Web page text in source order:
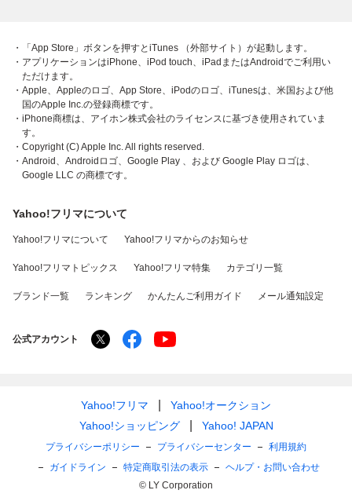
・「App Store」ボタンを押すとiTunes （外部サイト）が起動します。
・アプリケーションはiPhone、iPod touch、iPadまたはAndroidでご利用い
ただけます。
・Apple、Appleのロゴ、App Store、iPodのロゴ、iTunesは、米国および他
国のApple Inc.の登録商標です。
・iPhone商標は、アイホン株式会社のライセンスに基づき使用されていま
す。
・Copyright (C) Apple Inc. All rights reserved.
・Android、Androidロゴ、Google Play 、および Google Play ロゴは、
Google LLC の商標です。
Yahoo!フリマについて
Yahoo!フリマについて Yahoo!フリマからのお知らせ
Yahoo!フリマトピックス Yahoo!フリマ特集 カテゴリ一覧
ブランド一覧 ランキング かんたんご利用ガイド メール通知設定
公式アカウント
Yahoo!フリマ
Yahoo!オークション
Yahoo!ショッピング
Yahoo! JAPAN
プライバシーポリシー プライバシーセンター
利用規約
ガイドライン
特定商取引法の表示
ヘルプ・お問い合わせ
© LY Corporation